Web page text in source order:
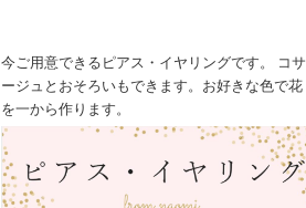
今ご用意できるピアス・イヤリングです。 コサ
ージュとおそろいもできます。お好きな色で花
を一から作ります。